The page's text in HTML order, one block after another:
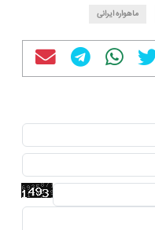
ماهواره ایرانی